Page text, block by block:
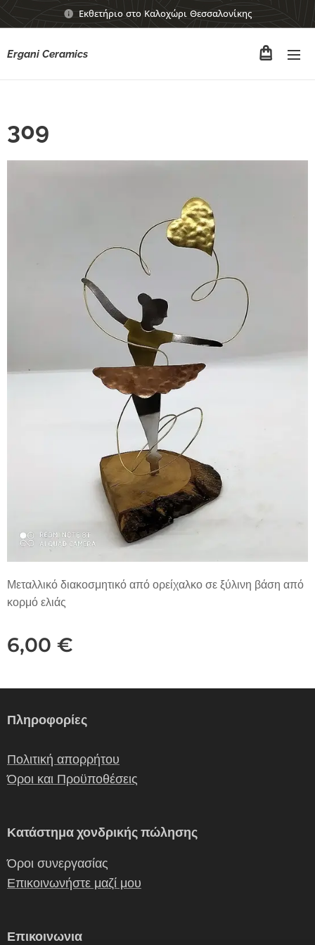
Εκθετήριο στο Καλοχώρι Θεσσαλονίκης
Ergani Ceramics
309
Μεταλλικό διακοσμητικό από ορείχαλκο σε ξύλινη βάση από
κορμό ελιάς
6,00 €
Πληροφορίες
Πολιτική απορρήτου
Όροι και Προϋποθέσεις
Κατάστημα χονδρικής πώλησης
Όροι συνεργασίας
Επικοινωνήστε μαζί μου
Επικοινωνια